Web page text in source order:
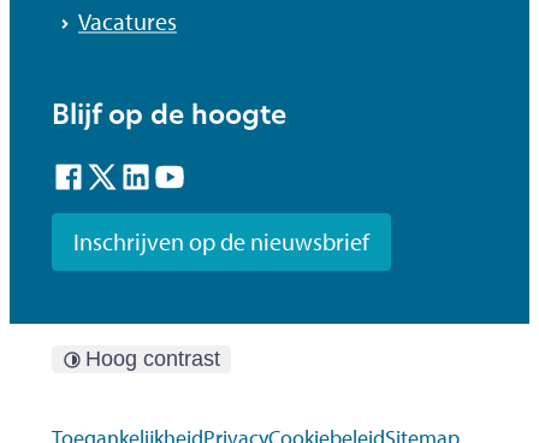
Vacatures
Blijf op de hoogte
Facebook
TwitterLinkedInYouTube
Inschrijven op de nieuwsbrief
Hoog contrast